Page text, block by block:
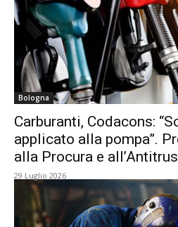
Bologna
Carburanti, Codacons:
applicato alla pompa”.
alla Procura e
29 Luglio 2026